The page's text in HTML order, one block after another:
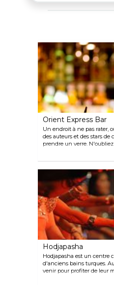
Orient Express Bar
Un endroit à ne pas rater,
des auteurs et des stars de
prendre un verre.
chambre 411 d'Agatha
Hodjapasha
Hodjapasha est un centre
d'anciens bains turques.
venir pour profiter de leur
leurs spectacles de danse.